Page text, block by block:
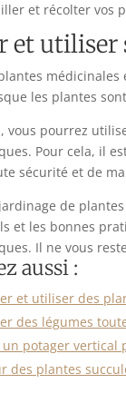
et récolter vos
et utiliser
les plantes
vous pourrez
Pour cela, il
sécurité et de
de
et les bonnes
Il ne vous
aussi :
et utiliser des
des légumes
potager vertical
des plantes